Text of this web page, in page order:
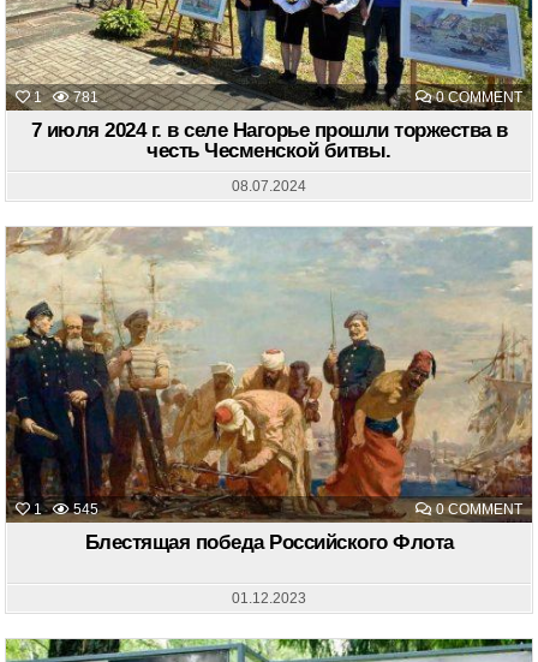
1 781 0 COMMENT
7
В
7 июля 2024 г. в селе Нагорье прошли торжества в
честь Чесменской битвы.
08.07.2024
1 545 0 COMMENT
Блестящая победа Российского Флота
01.12.2023